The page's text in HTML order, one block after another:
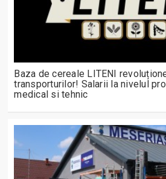
Baza de cereale LITENI
transporturilor! Salarii la nivelul
medical si tehnic